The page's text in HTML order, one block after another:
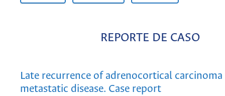
REPORTE DE CASO
Late recurrence of adrenocortical carcinoma
metastatic disease. Case report